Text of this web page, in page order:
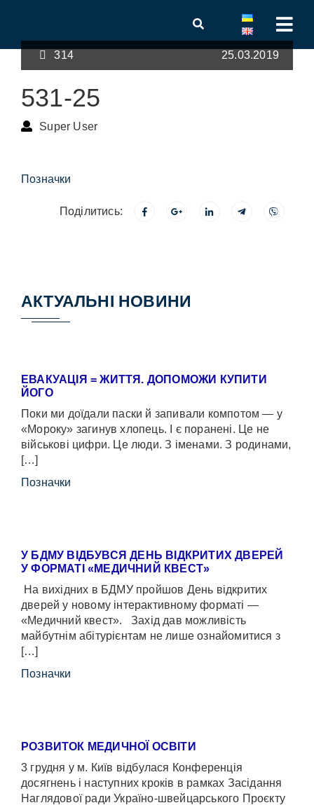
314 25.03.2019
531-25
Super User
Позначки
Поділитись:
АКТУАЛЬНІ НОВИНИ
ЕВАКУАЦІЯ = ЖИТТЯ. ДОПОМОЖИ КУПИТИ
ЙОГО
Поки ми доїдали паски й запивали компотом — у
«Мороку» загинув хлопець. І є поранені. Це не
військові цифри. Це люди. З іменами. З родинами,
[…]
Позначки
У БДМУ ВІДБУВСЯ ДЕНЬ ВІДКРИТИХ ДВЕРЕЙ
У ФОРМАТІ «МЕДИЧНИЙ КВЕСТ»
На вихідних в БДМУ пройшов День відкритих
дверей у новому інтерактивному форматі —
«Медичний квест». Захід дав можливість
майбутнім абітурієнтам не лише ознайомитися з
[…]
Позначки
РОЗВИТОК МЕДИЧНОЇ ОСВІТИ
3 грудня у м. Київ відбулася Конференція
досягнень і наступних кроків в рамках Засідання
Наглядової ради Україно-швейцарського Проєкту